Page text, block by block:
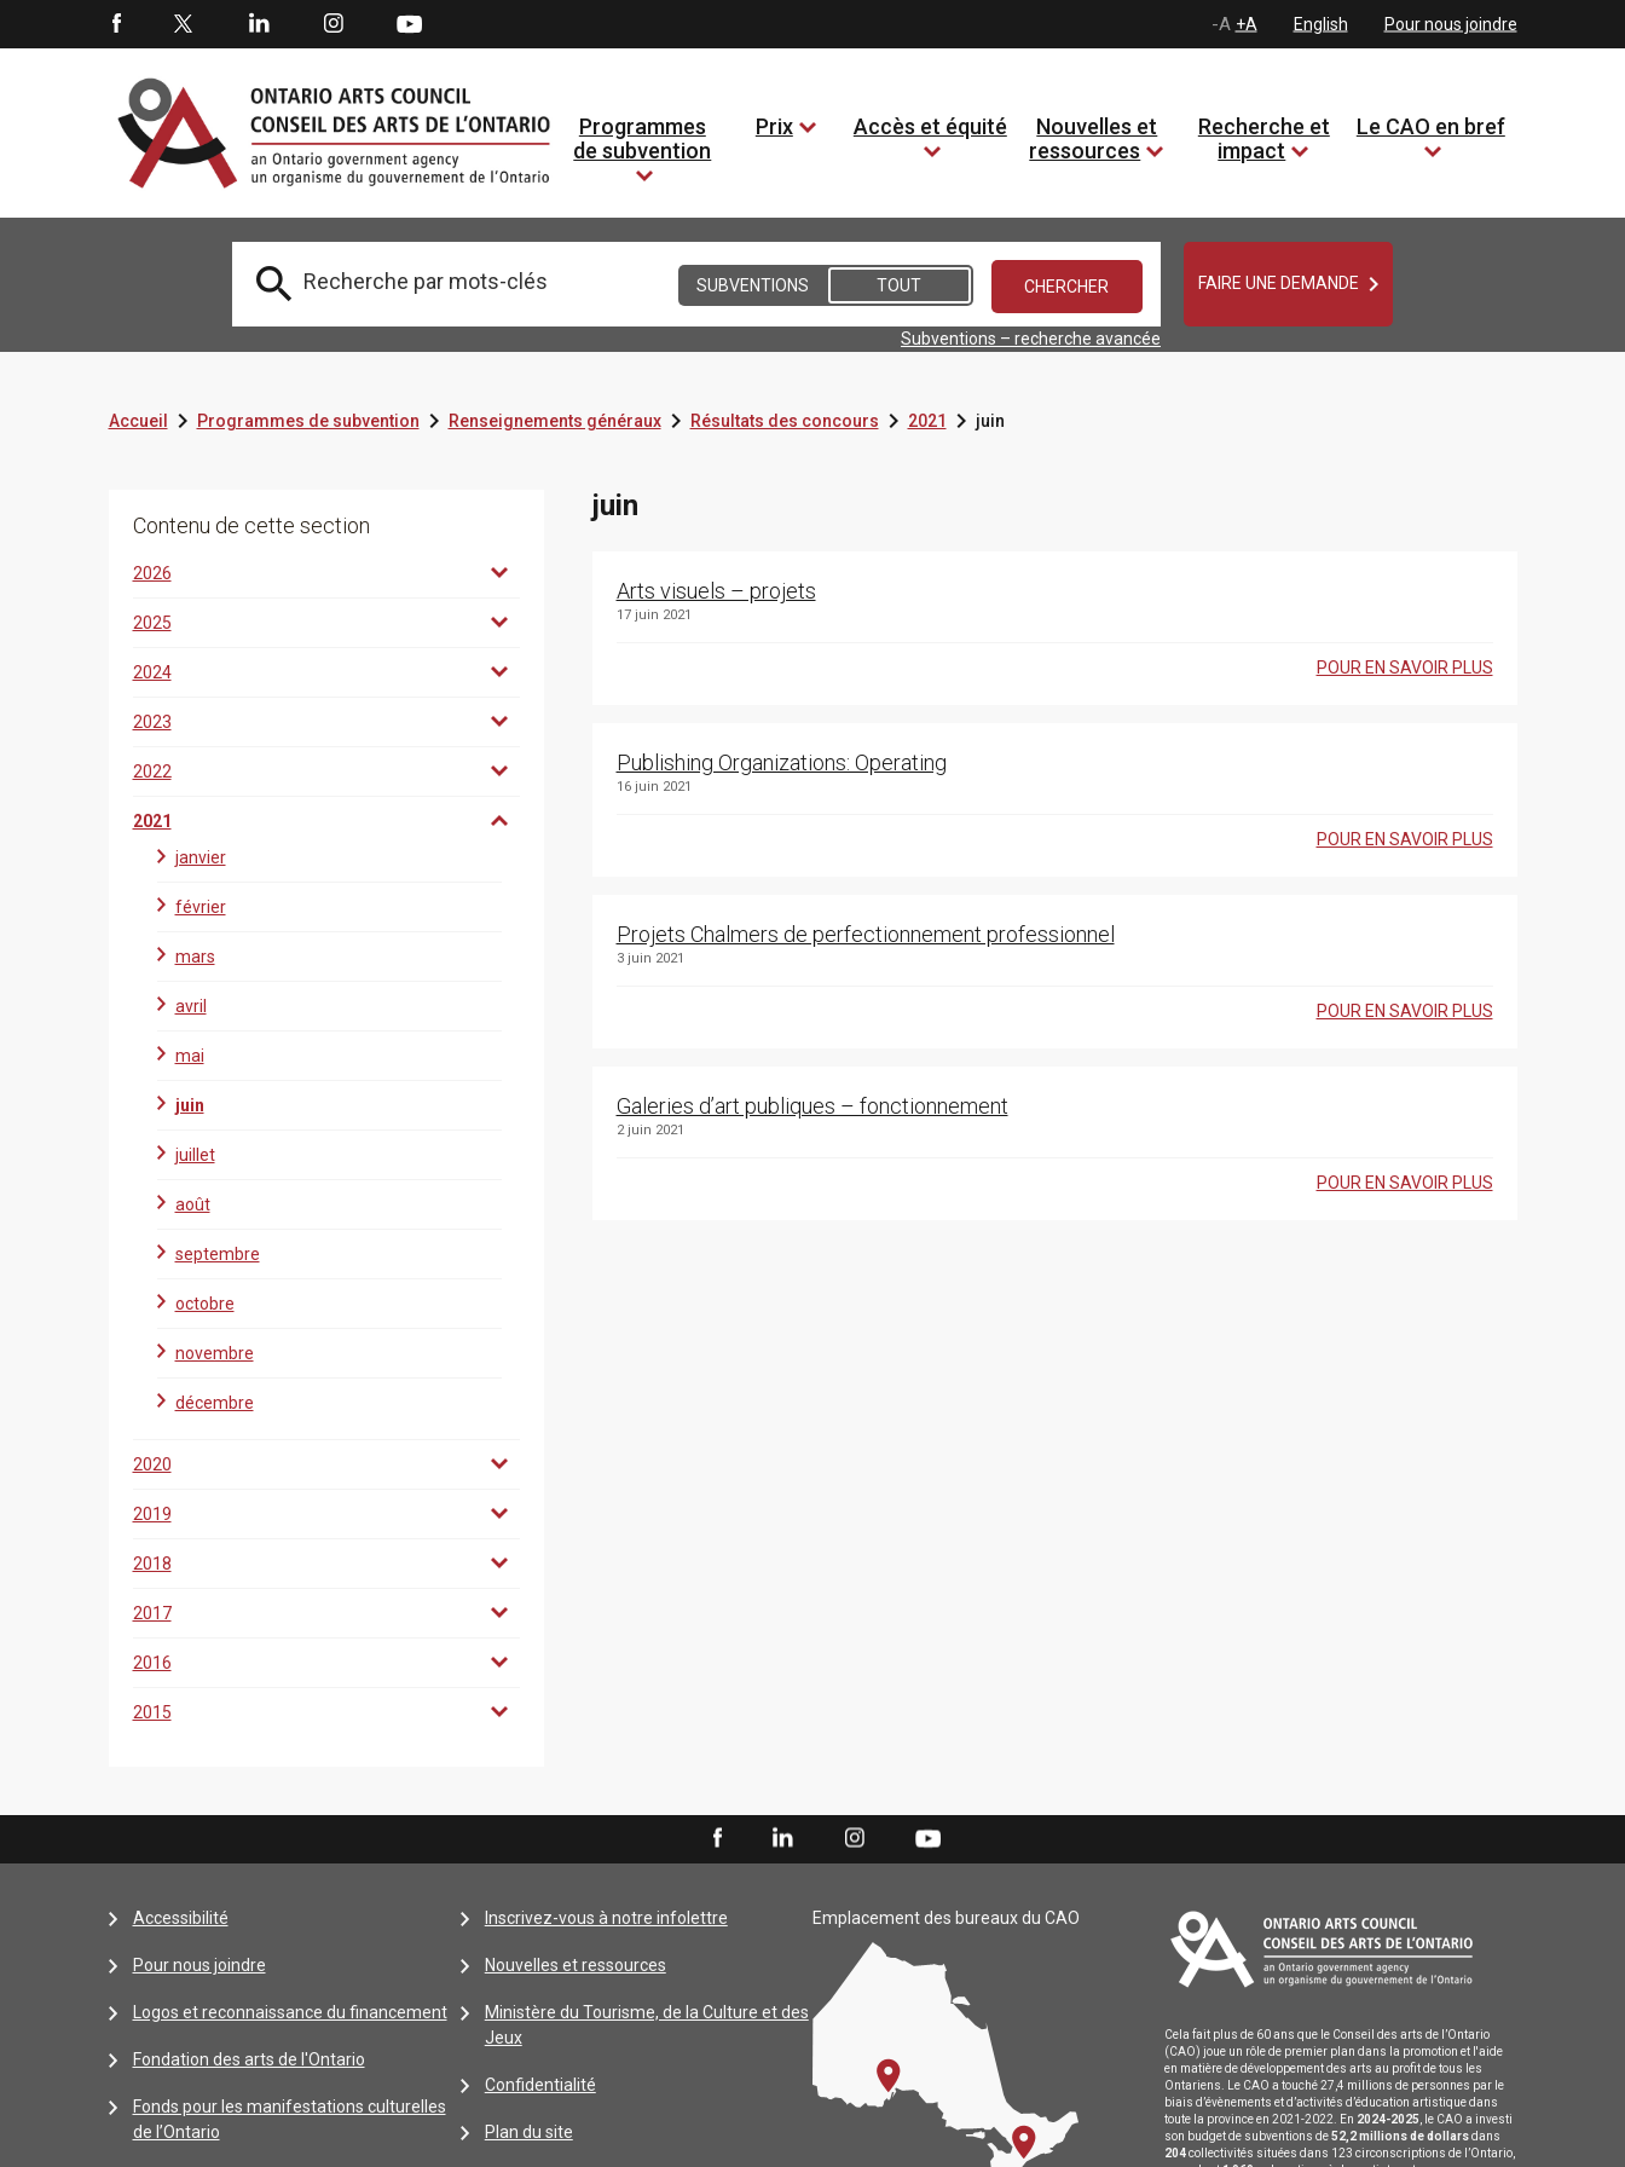
-A +A English Pour nous joindre
Programmes
de subvention
Prix Accès et équité
Nouvelles et
ressources
Recherche et
impact
Le CAO en bref
 SUBVENTIONS TOUT
Subventions – recherche avancée
FAIRE UNE DEMANDE 
Accueil Programmes de subventionRenseignements générauxRésultats des concours2021juin
Contenu de cette section
2026
2025
2024
2023
2022
2021
janvier
février
mars
avril
mai
juin
juillet
août
septembre
octobre
novembre
décembre
2020
2019
2018
2017
2016
2015
juin
Arts visuels – projets
17 juin 2021
POUR EN SAVOIR PLUS
Publishing Organizations: Operating
16 juin 2021
POUR EN SAVOIR PLUS
Projets Chalmers de perfectionnement professionnel
3 juin 2021
POUR EN SAVOIR PLUS
Galeries d’art publiques – fonctionnement
2 juin 2021
POUR EN SAVOIR PLUS
Accessibilité
Pour nous joindre
Logos et reconnaissance du financement
Fondation des arts de l'Ontario
Fonds pour les manifestations culturelles
de l’Ontario
Inscrivez-vous à notre infolettre
Nouvelles et ressources
Ministère du Tourisme, de la Culture et des
Jeux
Confidentialité
Plan du site
Emplacement des bureaux du CAO
Cela fait plus de 60 ans que le Conseil des arts de l’Ontario
(CAO) joue un rôle de premier plan dans la promotion et l'aide
en matière de développement des arts au profit de tous les
Ontariens. Le CAO a touché 27,4 millions de personnes par le
biais d’évènements et d’activités d’éducation artistique dans
toute la province en 2021-2022. En 2024-2025
, le CAO a investi
son budget de subventions de52,2 millions de dollarsdans
204collectivités situées dans 123 circonscriptions de l’Ontario,